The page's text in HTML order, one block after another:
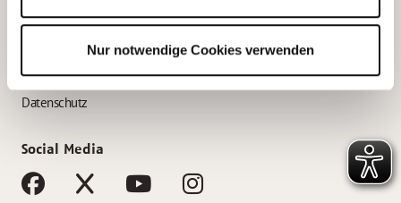
Nur notwendige Cookies verwenden
AWO Gliederungen nach Bundesland
Impressum
Datenschutz
Social Media